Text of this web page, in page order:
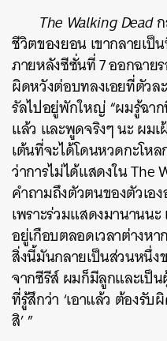
The Walking Deadก
ชีวิตของยอน เขากลายเ
ภายหลังซีซั่นที่ 7 ออกฉา
ผิดหวังต่อบทลงเอยที่ตัวล
รัลไปอยู่พักใหญ่ “ผมรู้ฉา
แล้ว และพูดจริงๆ นะ ผม
เต้นที่จะได้โดนหวดกะโห
ว่าการไม่ได้แสดงใน The
คำถามถึงตัวตนของตัวเอ
เพราะร่วมแสดงมานานน
อยู่เกือบตลอดเวลาต่างห
สิ่งนี้มันกลายเป็นส่วนหนึ่
จากซีรีส์ ผมก็มีลูกและเ
ที่รู้สึกว่า ‘เอาแล้ว ต้องรั
สิ’ ”
ค้นหา
SHARE